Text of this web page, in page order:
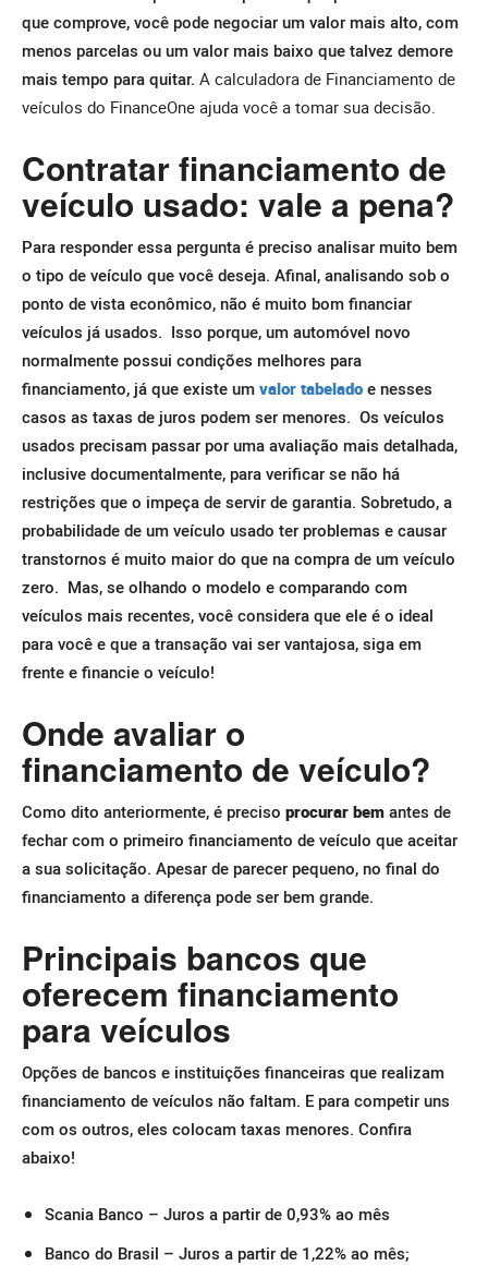
que comprove, você pode negociar um valor mais alto, com
menos parcelas ou um valor mais baixo que talvez demore
mais tempo para quitar. A calculadora de Financiamento de
veículos do FinanceOne ajuda você a tomar sua decisão.
Contratar financiamento de
veículo usado: vale a pena?
Para responder essa pergunta é preciso analisar muito bem
o tipo de veículo que você deseja. Afinal, analisando sob o
ponto de vista econômico, não é muito bom financiar
veículos já usados. Isso porque, um automóvel novo
normalmente possui condições melhores para
financiamento, já que existe um valor tabelado e nesses
casos as taxas de juros podem ser menores. Os veículos
usados precisam passar por uma avaliação mais detalhada,
inclusive documentalmente, para verificar se não há
restrições que o impeça de servir de garantia. Sobretudo, a
probabilidade de um veículo usado ter problemas e causar
transtornos é muito maior do que na compra de um veículo
zero. Mas, se olhando o modelo e comparando com
veículos mais recentes, você considera que ele é o ideal
para você e que a transação vai ser vantajosa, siga em
frente e financie o veículo!
Onde avaliar o
financiamento de veículo?
Como dito anteriormente, é preciso procurar bem antes de
fechar com o primeiro financiamento de veículo que aceitar
a sua solicitação. Apesar de parecer pequeno, no final do
financiamento a diferença pode ser bem grande.
Principais bancos que
oferecem financiamento
para veículos
Opções de bancos e instituições financeiras que realizam
financiamento de veículos não faltam. E para competir uns
com os outros, eles colocam taxas menores. Confira
abaixo!
Scania Banco – Juros a partir de 0,93% ao mês
Banco do Brasil – Juros a partir de 1,22% ao mês;